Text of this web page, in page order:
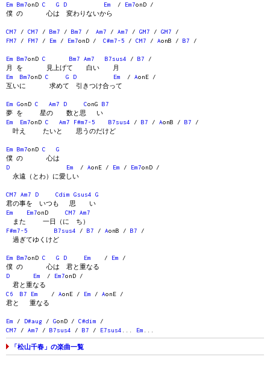
Em Bm7onD C G D Em / Em7onD /
僕 の 心は 変わりないから
CM7 / CM7 / Bm7 / Bm7 / Am7 / Am7 / GM7 / GM7 /
FM7 / FM7 / Em / Em7onD / C#m7-5 / CM7 / AonB / B7 /
Em Bm7onD C Bm7 Am7 B7sus4 / B7 /
月 を 見上げて 白い 月
Em
Bm7onD C G D Em / AonE /
互いに 求めて 引きつけ合って
Em GonD C Am7 D ConG B7
夢 を 星の 数と思 い
Em
Em7onD C Am7 F#m7-5 B7sus4 / B7 / AonB / B7 /
叶え たいと 思うのだけど
Em Bm7onD C
G
僕 の 心は
D
Em / AonE / Em / Em7onD /
永遠（とわ）に愛しい
CM7 Am7 D Cdim Gsus4
G
君の事を いつも 思 い
Em
Em7onD CM7
Am7
また 一日（に ち）
F#m7-5
B7sus4 / B7 / AonB / B7 /
過ぎてゆくけど
Em Bm7onD C G D Em / Em /
僕 の 心は 君と重なる
D
Em / Em7onD /
君と重なる
C6
B7 Em / AonE / Em / AonE /
君と 重なる
Em / D#aug / GonD / C#dim /
CM7 / Am7 / B7sus4 / B7 / E7sus4 Em
「松山千春」の楽曲一覧